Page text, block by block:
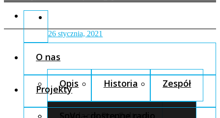
O nas
Opis Historia Zespół
Fundacja Pro Cultura
Projekty
SoVo – dostępne radio
26 stycznia, 2021